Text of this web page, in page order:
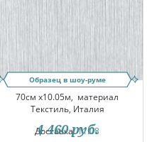
Образец в шоу-руме
70см x10.05м, материал
Текстиль, Италия
Доставка:11.08
4 460 руб.